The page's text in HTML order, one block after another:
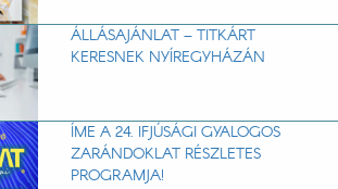
ÁLLÁSAJÁNLAT – TITKÁRT
KERESNEK NYÍREGYHÁZÁN
ÍME A 24. IFJÚSÁGI GYALOGOS
ZARÁNDOKLAT RÉSZLETES
PROGRAMJA!